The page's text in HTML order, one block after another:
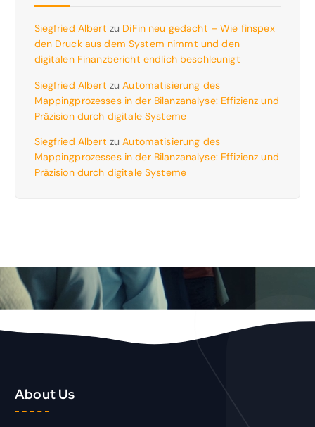
Siegfried Albert zu DiFin neu gedacht – Wie finspex
den Druck aus dem System nimmt und den
digitalen Finanzbericht endlich beschleunigt
Siegfried Albert zu Automatisierung des
Mappingprozesses in der Bilanzanalyse: Effizienz und
Präzision durch digitale Systeme
Siegfried Albert zuAutomatisierung des
Mappingprozesses in der Bilanzanalyse: Effizienz und
Präzision durch digitale Systeme
About Us